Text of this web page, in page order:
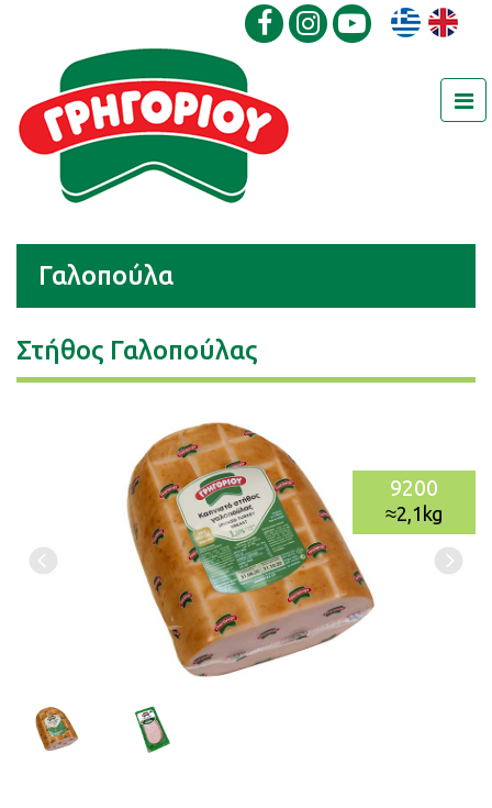
Γαλοπούλα
Στήθος Γαλοπούλας
9200
≈2,1kg